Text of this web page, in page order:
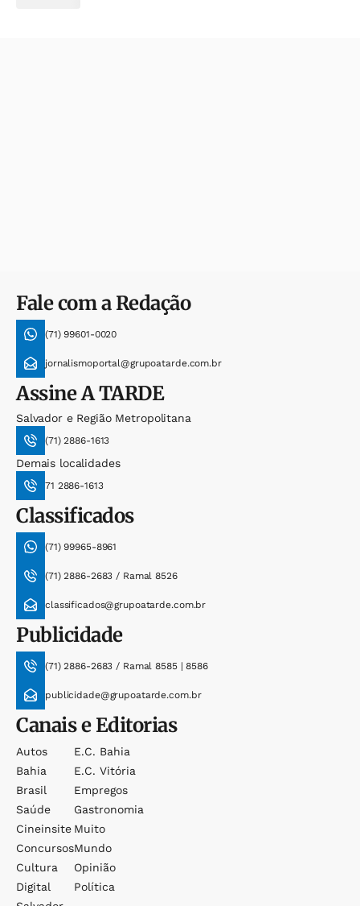
Fale com a Redação
(71) 99601-0020
jornalismoportal@grupoatarde.com.br
AssineA TARDE
Salvador e Região Metropolitana
(71) 2886-1613
Demais localidades
71 2886-1613
Classificados
(71) 99965-8961
(71) 2886-2683 / Ramal 8526
classificados@grupoatarde.com.br
Publicidade
(71) 2886-2683 / Ramal 8585 | 8586
publicidade@grupoatarde.com.br
Canais e Editorias
Autos
Bahia
Brasil
Saúde
Cineinsite
Concursos
Cultura
Digital
E.c. Bahia
E.c. Vitória
Empregos
Gastronomia
Muito
Mundo
Opinião
Política